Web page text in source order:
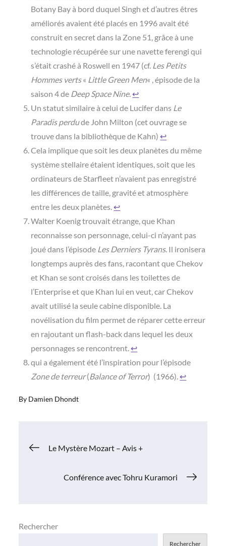
Botany Bay à bord duquel Singh et d’autres êtres
améliorés avaient été placés en 1996 avait été
construit en secret dans la Zone 51, grâce à une
technologie récupérée sur une navette ferengi qui
s’était crashé à Roswell en 1947 (cf. Les Petits
Hommes verts« Little Green Men« , épisode de la
saison 4 de Deep Space Nine. ↩︎
Un statut similaire à celui de Lucifer dans Le
Paradis perdude John Milton (cet ouvrage se
trouve dans la bibliothèque de Kahn) ↩︎
Cela implique que soit les deux planètes du même
système stellaire étaient identiques, soit que les
ordinateurs de Starfleet n’avaient pas enregistré
les différences de taille, gravité et atmosphère
entre les deux planètes. ↩︎
Walter Koenig trouvait étrange, que Khan
reconnaisse son personnage, celui-ci n’ayant pas
joué dans l’épisode Les Derniers Tyrans. Il ironisera
longtemps auprès des fans, racontant que Chekov
et Khan se sont croisés dans les toilettes de
l’Enterprise et que Khan lui en veut, car Chekov
avait utilisé la seule cabine disponible. La
novélisation du film permet de réparer cette erreur
en rajoutant un flash-back dans lequel les deux
personnages se rencontrent. ↩︎
qui a également été l’inspiration pour l’épisode
Zone de terreur(Balance of Terror) (1966). ↩︎
By Damien Dhondt
Navigation
Le Mystère Mozart – Avis +
Conférence avec Tohru Kuramori
Rechercher
Rechercher